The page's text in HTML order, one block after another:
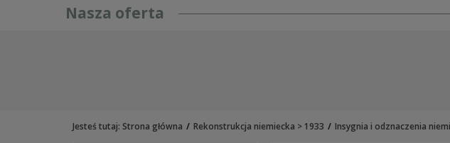
Nasza oferta
zimowe
Jesteś tutaj: Strona główna Rekonstrukcja niemiecka > 1933 Insygnia i odznaczenia